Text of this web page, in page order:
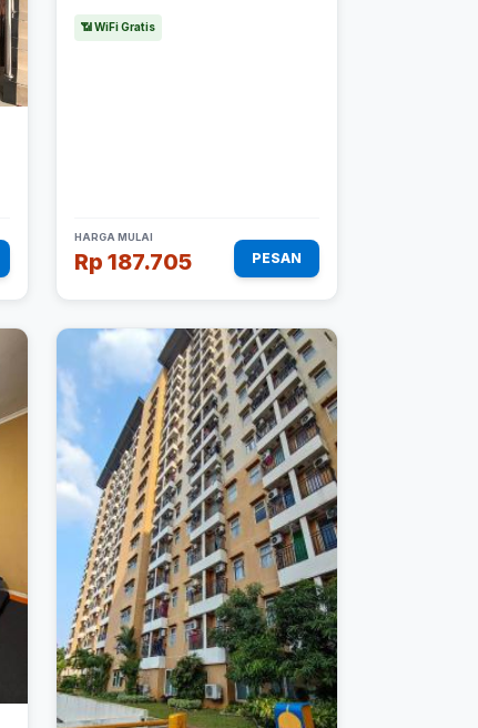
📶 WiFi Gratis
HARGA MULAI
Rp 187.705 PESAN